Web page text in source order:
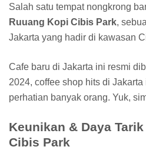
Salah satu tempat nongkrong
Ruuang Kopi Cibis Park,
Jakarta yang hadir di kawasan
Cafe baru di Jakarta ini resmi
2024, coffee shop hits di
perhatian banyak orang. Yuk,
Keunikan & Daya
Cibis Park